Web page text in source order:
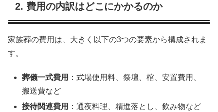
2. 費用の内訳はどこにかかるのか
家族葬の費用は、大きく以下の3つの要素から構成されま
す。
葬儀一式費用 ：式場使用料、祭壇、棺、安置費用、
搬送費など
接待関連費用 ：通夜料理、精進落とし、飲み物など